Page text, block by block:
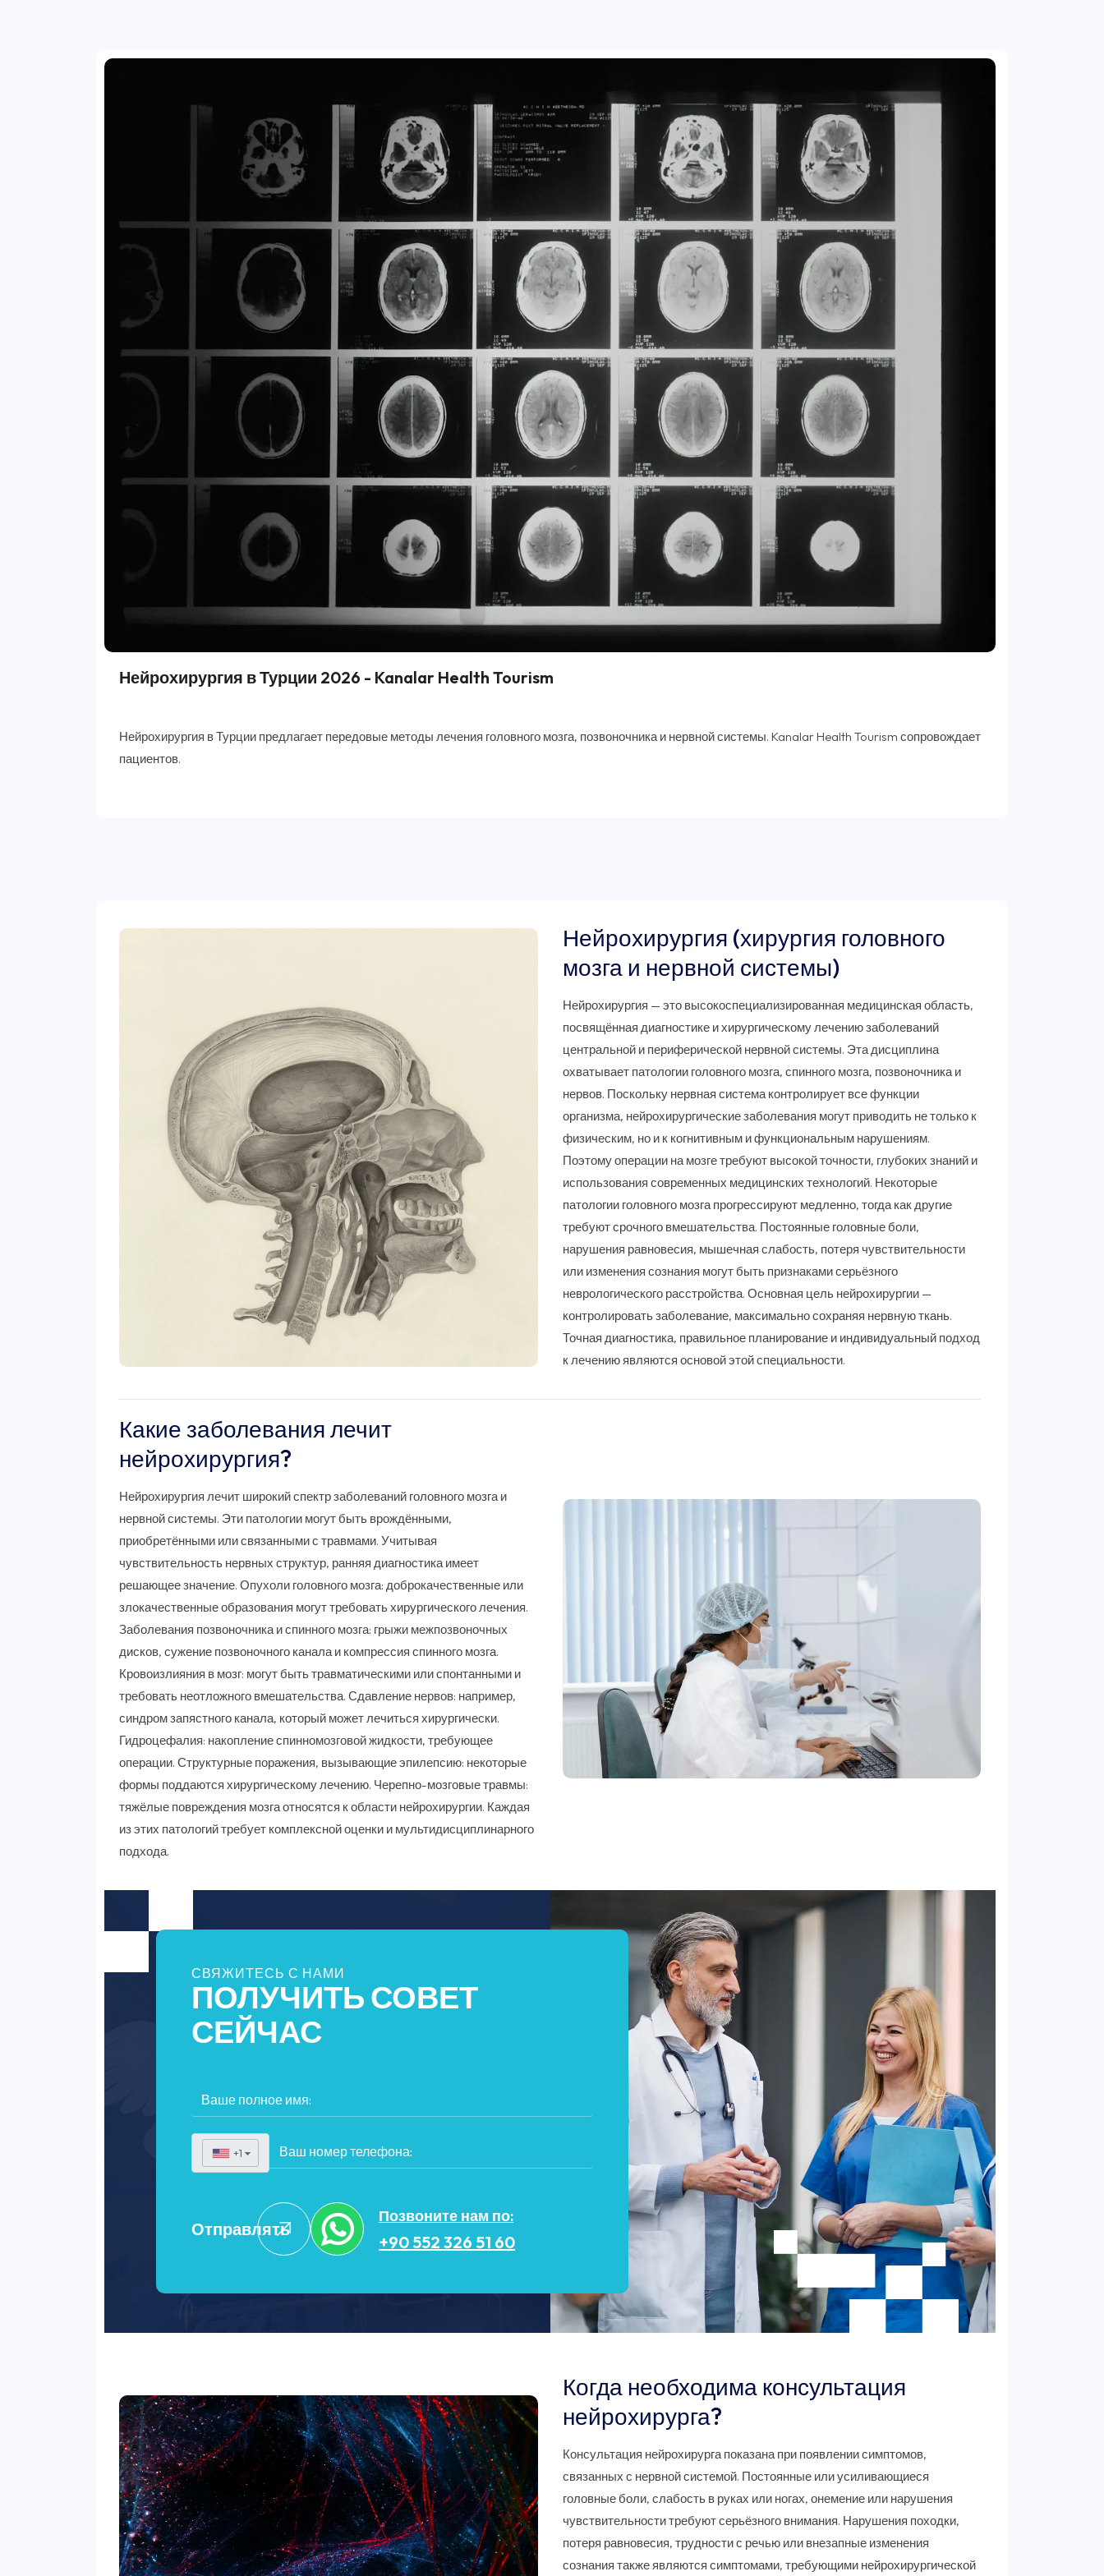
Нейрохирургия в Турции 2026 - Kanalar Health Tourism
Нейрохирургия в Турции предлагает передовые методы лечения головного мозга, позвоночника и нервной системы. Kanalar Health Tourism сопровождает
Нейрохирургия (хирургия головного
мозга и нервной системы)
Нейрохирургия — это высокоспециализированная медицинская область,
посвящённая диагностике и хирургическому лечению заболеваний
центральной и периферической нервной системы. Эта дисциплина
охватывает патологии головного мозга, спинного мозга, позвоночника и
нервов. Поскольку нервная система контролирует все функции
организма, нейрохирургические заболевания могут приводить не только к
физическим, но и к когнитивным и функциональным нарушениям.
Поэтому операции на мозге требуют высокой точности, глубоких знаний и
использования современных медицинских технологий. Некоторые
патологии головного мозга прогрессируют медленно, тогда как другие
требуют срочного вмешательства. Постоянные головные боли,
нарушения равновесия, мышечная слабость, потеря чувствительности
или изменения сознания могут быть признаками серьёзного
неврологического расстройства. Основная цель нейрохирургии —
контролировать заболевание, максимально сохраняя нервную ткань.
Точная диагностика, правильное планирование и индивидуальный подход
к лечению являются основой этой специальности.
Какие заболевания лечит
нейрохирургия?
Нейрохирургия лечит широкий спектр заболеваний головного мозга и
нервной системы. Эти патологии могут быть врождёнными,
приобретёнными или связанными с травмами. Учитывая
чувствительность нервных структур, ранняя диагностика имеет
решающее значение. Опухоли головного мозга: доброкачественные или
злокачественные образования могут требовать хирургического лечения.
Заболевания позвоночника и спинного мозга: грыжи межпозвоночных
дисков, сужение позвоночного канала и компрессия спинного мозга.
Кровоизлияния в мозг: могут быть травматическими или спонтанными и
требовать неотложного вмешательства. Сдавление нервов: например,
синдром запястного канала, который может лечиться хирургически.
Гидроцефалия: накопление спинномозговой жидкости, требующее
операции. Структурные поражения, вызывающие эпилепсию: некоторые
формы поддаются хирургическому лечению. Черепно-мозговые травмы:
тяжёлые повреждения мозга относятся к области нейрохирургии. Каждая
из этих патологий требует комплексной оценки и мультидисциплинарного
подхода.
СВЯЖИТЕСЬ С НАМИ
ПОЛУЧИТЬ СОВЕТ
СЕЙЧАС
+1 ▼
Отправлять
Позвоните нам по:
+90 552 326 51 60
Когда необходима консультация
нейрохирурга?
Консультация нейрохирурга показана при появлении симптомов,
связанных с нервной системой. Постоянные или усиливающиеся
головные боли, слабость в руках или ногах, онемение или нарушения
чувствительности требуют серьёзного внимания. Нарушения походки,
потеря равновесия, трудности с речью или внезапные изменения
сознания также являются симптомами, требующими нейрохирургической